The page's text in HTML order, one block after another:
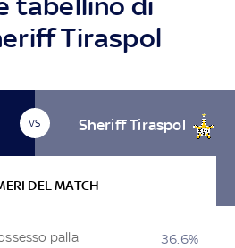
Tiraspol
VS Sheriff Tiraspol
DEL MATCH
palla 36.6%